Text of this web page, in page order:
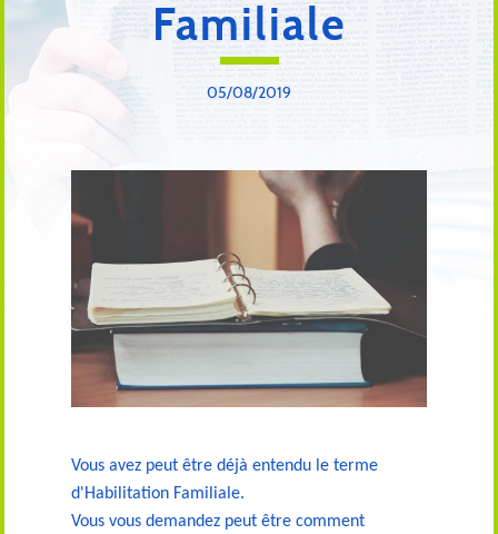
Familiale
05/08/2019
Vous avez peut être déjà entendu le terme
d'Habilitation Familiale.
Vous vous demandez peut être comment